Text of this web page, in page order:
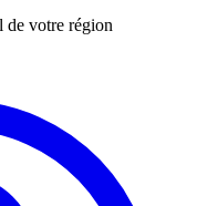
de votre région